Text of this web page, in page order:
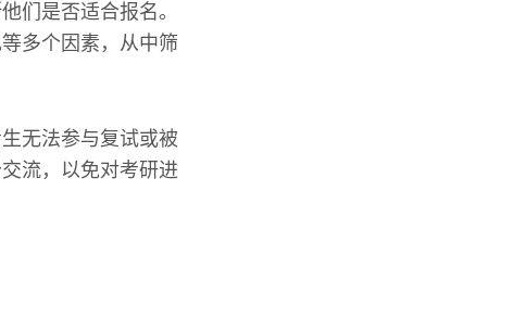
们是否适合报名。
多个因素，从中筛
无法参与复试或被
流，以免对考研进